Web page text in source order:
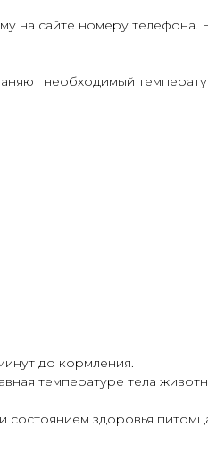
на сайте номеру телефона.
необходимый
до кормления.
температуре тела
здоровья